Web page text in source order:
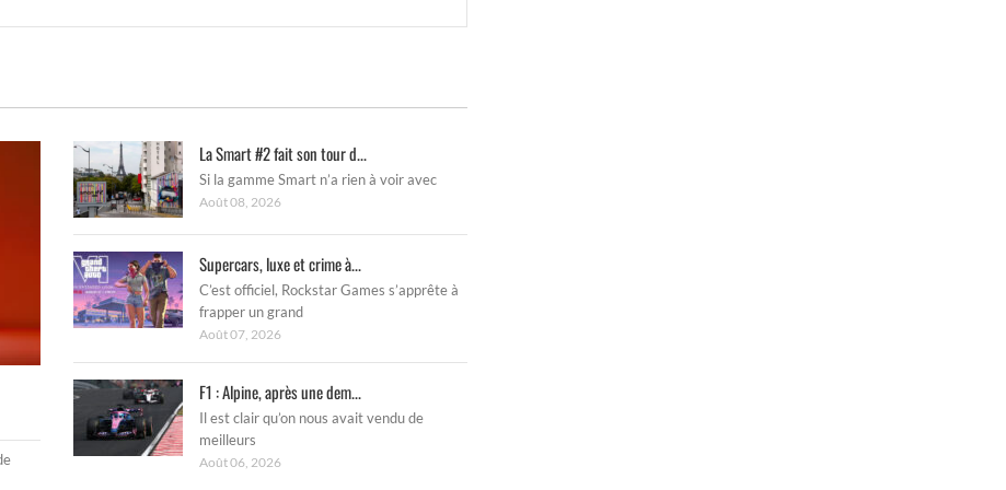
La Smart #2 fait son tour d...
Si la gamme Smart n’a rien à voir avec
Août 08, 2026
Supercars, luxe et crime à...
C’est officiel, Rockstar Games s’apprête à
frapper un grand
Août 07, 2026
F1 : Alpine, après une dem...
Il est clair qu’on nous avait vendu de
meilleurs
Août 06, 2026